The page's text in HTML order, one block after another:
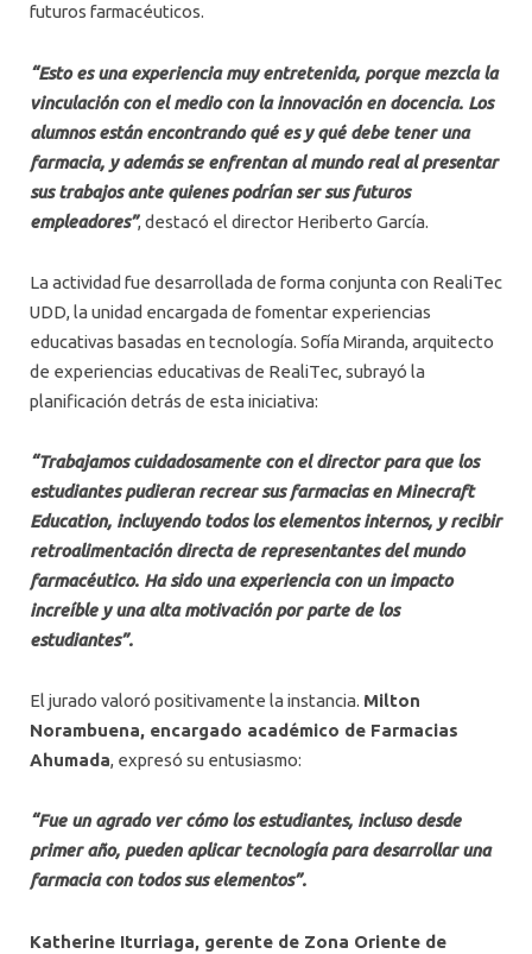
futuros farmacéuticos.
“Esto es una experiencia muy entretenida, porque mezcla la
vinculación con el medio con la innovación en docencia. Los
alumnos están encontrando qué es y qué debe tener una
farmacia, y además se enfrentan al mundo real al presentar
sus trabajos ante quienes podrían ser sus futuros
empleadores”, destacó el director Heriberto García.
La actividad fue desarrollada de forma conjunta con RealiTec
UDD, la unidad encargada de fomentar experiencias
educativas basadas en tecnología. Sofía Miranda, arquitecto
de experiencias educativas de RealiTec, subrayó la
planificación detrás de esta iniciativa:
“Trabajamos cuidadosamente con el director para que los
estudiantes pudieran recrear sus farmacias en Minecraft
Education, incluyendo todos los elementos internos, y recibir
retroalimentación directa de representantes del mundo
farmacéutico. Ha sido una experiencia con un impacto
increíble y una alta motivación por parte de los
estudiantes”.
El jurado valoró positivamente la instancia. Milton
Norambuena, encargado académico de Farmacias
Ahumada, expresó su entusiasmo:
“Fue un agrado ver cómo los estudiantes, incluso desde
primer año, pueden aplicar tecnología para desarrollar una
farmacia con todos sus elementos”.
Katherine Iturriaga, gerente de Zona Oriente de